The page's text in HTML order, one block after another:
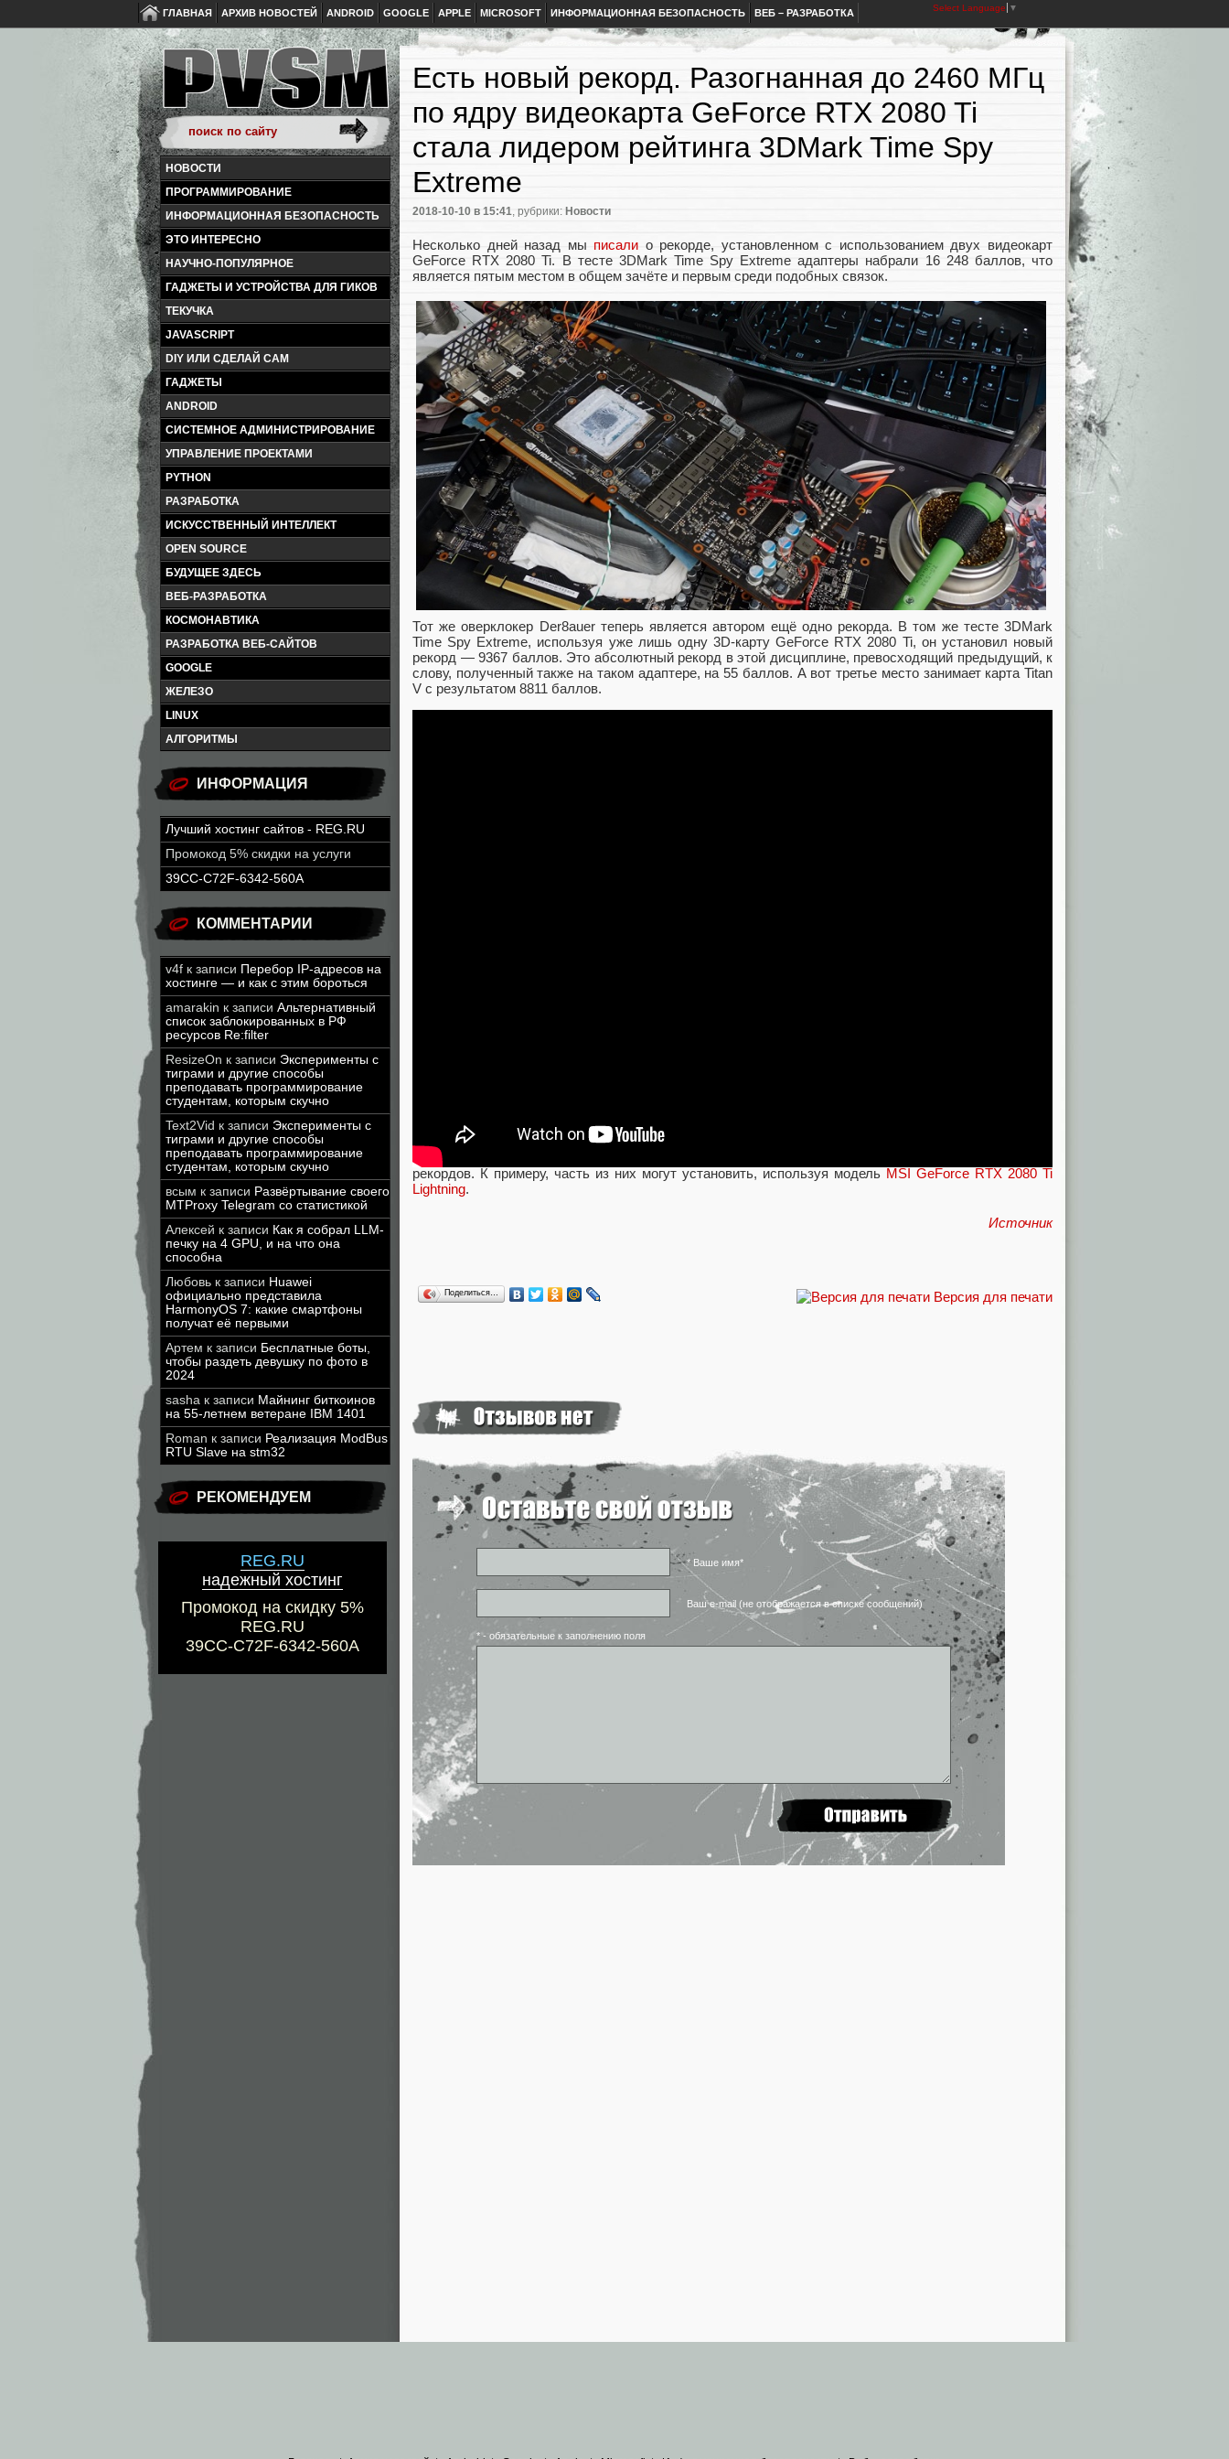
ГЛАВНАЯ АРХИВ НОВОСТЕЙ ANDROID GOOGLE APPLE MICROSOFT ИНФОРМАЦИОННАЯ БЕЗОПАСНОСТЬ ВЕБ – РАЗРАБОТКА Select Language ▼
НОВОСТИ
ПРОГРАММИРОВАНИЕ
ИНФОРМАЦИОННАЯ БЕЗОПАСНОСТЬ
ЭТО ИНТЕРЕСНО
НАУЧНО-ПОПУЛЯРНОЕ
ГАДЖЕТЫ И УСТРОЙСТВА ДЛЯ ГИКОВ
ТЕКУЧКА
JAVASCRIPT
DIY ИЛИ СДЕЛАЙ САМ
ГАДЖЕТЫ
ANDROID
СИСТЕМНОЕ АДМИНИСТРИРОВАНИЕ
УПРАВЛЕНИЕ ПРОЕКТАМИ
PYTHON
РАЗРАБОТКА
ИСКУССТВЕННЫЙ ИНТЕЛЛЕКТ
OPEN SOURCE
БУДУЩЕЕ ЗДЕСЬ
ВЕБ-РАЗРАБОТКА
КОСМОНАВТИКА
РАЗРАБОТКА ВЕБ-САЙТОВ
GOOGLE
ЖЕЛЕЗО
LINUX
АЛГОРИТМЫ
ИНФОРМАЦИЯ
Лучший хостинг сайтов - REG.RU
Промокод 5% скидки на услуги
39CC-C72F-6342-560A
КОММЕНТАРИИ
v4f к записи Перебор IP-адресов на
хостинге — и как с этим бороться
amarakin к записи Альтернативный
список заблокированных в РФ
ресурсов Re:filter
ResizeOn к записи Эксперименты с
тиграми и другие способы
преподавать программирование
студентам, которым скучно
Text2Vid к записи Эксперименты с
тиграми и другие способы
преподавать программирование
студентам, которым скучно
всым к записи Развёртывание своего
MTProxy Telegram со статистикой
Алексей к записи Как я собрал LLM-
печку на 4 GPU, и на что она
способна
Любовь к записи Huawei
официально представила
HarmonyOS 7: какие смартфоны
получат её первыми
Артем к записи Бесплатные боты,
чтобы раздеть девушку по фото в
2024
sasha к записи Майнинг биткоинов
на 55-летнем ветеране IBM 1401
Roman к записи Реализация ModBus
RTU Slave на stm32
РЕКОМЕНДУЕМ
REG.RU
надежный хостинг
Промокод на скидку 5%
REG.RU
39CC-C72F-6342-560A
Есть новый рекорд. Разогнанная до 2460 МГц
по ядру видеокарта GeForce RTX 2080 Ti
стала лидером рейтинга 3DMark Time Spy
Extreme
2018-10-10 в 15:41, рубрики: Новости
Несколько дней назад мы писали о рекорде, установленном с использованием двух видеокарт
GeForce RTX 2080 Ti. В тесте 3DMark Time Spy Extreme адаптеры набрали 16 248 баллов, что
является пятым местом в общем зачёте и первым среди подобных связок.
Тот же оверклокер Der8auer теперь является автором ещё одно рекорда. В том же тесте 3DMark
Time Spy Extreme, используя уже лишь одну 3D-карту GeForce RTX 2080 Ti, он установил новый
рекорд — 9367 баллов. Это абсолютный рекорд в этой дисциплине, превосходящий предыдущий, к
слову, полученный также на таком адаптере, на 55 баллов. А вот третье место занимает карта Titan
V с результатом 8811 баллов.
видеокарты.
Учитывая, что видеокарты поколения Turing только появились на рынке, впереди ещё явно немало
рекордов. К примеру, часть из них могут установить, используя модель MSI GeForce RTX 2080 Ti
Lightning.
Источник
Версия для печати
Поделиться…
* Ваше имя*
Ваш e-mail (не отображается в списке сообщений)
* - обязательные к заполнению поля